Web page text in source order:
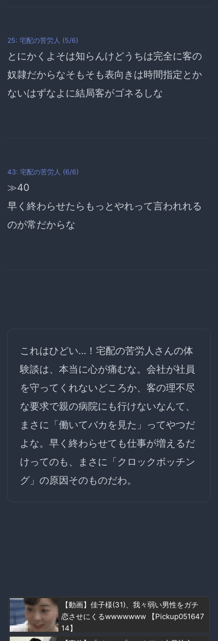
25: 宅配の苦労人 (5/6)
とにかくよそは知らんけどうちは完全に客の
奴隷だからなそもそも表向きは時間指定とか
ないはずなよに結局客がゴネるしな
43: 宅配の苦労人 (6/6)
≫40
早く終わらせたらもっとやれって言われれる
のが常だからな
これはひどい…！宅配の苦労人さんの体
験談は、本当に心が痛むな。会社が社員
を守ってくれないどころか、客の理不尽
な要求で親の病院にも行けないなんて、
まさに「働いてバカを見た」ってやつだ
よな。早く終わらせても仕事が増えるだ
けってのも、まさに「クロックボッチン
グ」の原因そのものだわ。
【動画】佳子様(31)、我々弱い男性をガチ
恋させにくるwwwwwww 【Pickup051647
14】